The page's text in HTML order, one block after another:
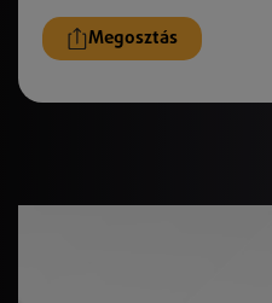
Megosztás